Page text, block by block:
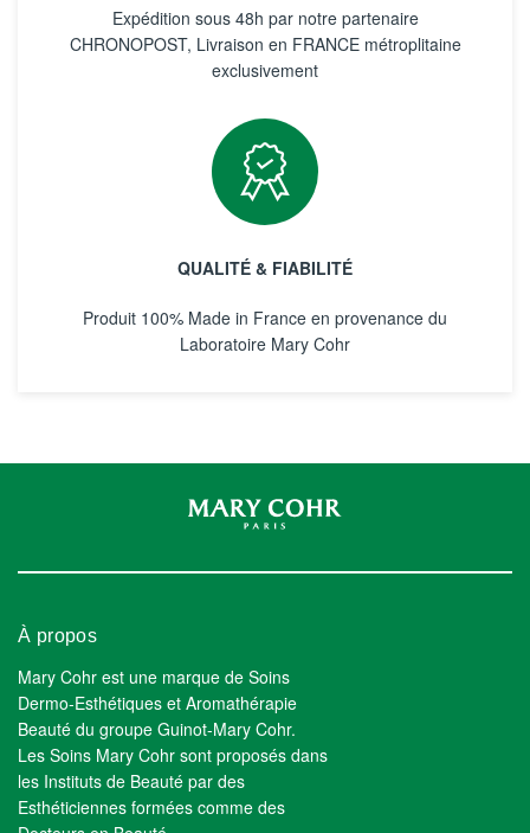
Expédition sous 48h par notre partenaire
CHRONOPOST, Livraison en FRANCE métroplitaine
exclusivement
QUALITÉ & FIABILITÉ
Produit 100% Made in France en provenance du
Laboratoire Mary Cohr
À propos
Mary Cohr est une marque de Soins
Dermo-Esthétiques et Aromathérapie
Beauté du groupe Guinot-Mary Cohr.
Les Soins Mary Cohr sont proposés dans
les Instituts de Beauté par des
Esthéticiennes formées comme des